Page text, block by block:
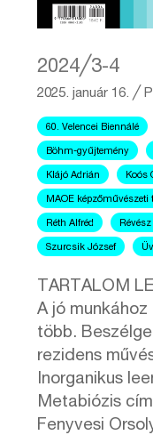
2024╱3-4
2025. január 16. ╱
60. Velencei Biennálé
Böhm-gyűjtemény
Klájó Adrián Koós
MAOE képzőművészeti
Réth Alfréd
Szurcsik József
TARTALOM
A jó
több.
rezidens
Inorganikus
Metabiózis
Fenyvesi